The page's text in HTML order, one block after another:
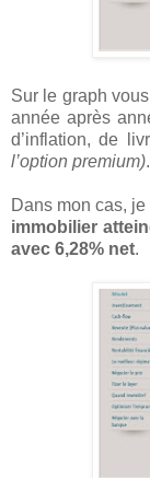
Sur le graph
année après
d’inflation, de
l’option premium).
Dans mon cas,
immobilier
avec 6,28% net.